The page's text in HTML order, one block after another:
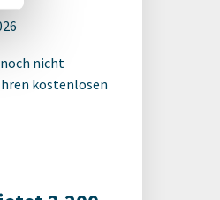
nicht
kostenlosen